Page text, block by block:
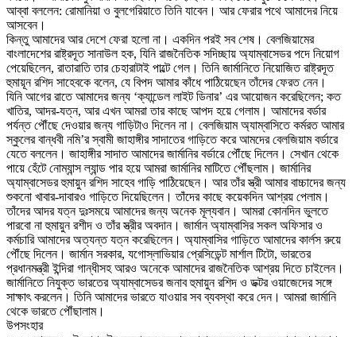
আব্বা বললেন: রোমানিয়া ও বুলগেরিয়াতে তিনি যাবেন। আর ফেরার পথে আমাদের নিয়ে
আসবেন।
কিন্তু আমাদের আর দেশে ফেরা হলো না। একদিন পরই সব শেষ। বেলজিয়ামের
বাংলাদেশের রাষ্ট্রদূত সানাউল হক, যিনি রাজনৈতিক সদিচ্ছায় অ্যাম্বাসেডর পদে নিয়োগ
পেয়েছিলেন, রাতারাতি তার চেহারাটাই পাল্টে গেল। তিনি জার্মানিতে নিয়োজিত রাষ্ট্রদূত
হুমায়ূন রশিদ সাহেবকে বলেন, যে বিপদ আমার কাঁধে পাঠিয়েছেন তাঁদের ফেরত নেন।
যিনি আগের রাতে আমাদের জন্য ‘ক্যান্ডেল লাইট ডিনার’ এর আয়োজন করেছিলেন; কত
খাতির, আদর-যত্ন, আর এখন আমরা তার কাছে আপদ হয়ে গেলাম। আমাদের বর্ডার
পর্যন্ত পৌঁছে দেওয়ার জন্য গাড়িটাও দিলেন না। বেলজিয়াম অ্যাম্বাসিতে কর্মরত আমার
স্কুলের বান্ধবী নমি’র স্বামী জাহাঙ্গীর সাদাতের গাড়িতে করে আমদের বেলজিয়াম বর্ডারে
যেতে বললেন। জাহাঙ্গীর সাদাত আমাদের জার্মানির বর্ডারে পৌঁছে দিলেন। সেখান থেকে
পায়ে হেঁটে নোম্যান্স ল্যান্ড পার হয়ে আমরা জার্মানির মাটিতে পৌঁছলাম। জার্মানির
অ্যাম্বাসেডর হুমায়ুন রশিদ সাহেব গাড়ি পাঠিয়েছেন। আর তাঁর স্ত্রী আমার বাচ্চাদের জন্য
শুকনো খাবার-দাবারও গাড়িতে দিয়েছিলেন। তাঁদের কাছে কয়েকদিন আশ্রয় পেলাম।
তাঁদের আদর যত্ন দুঃসময়ে আমাদের জন্য অনেক মূল্যবান। আমরা কোনদিন ভুলতে
পারবো না হুমায়ুন রশীদ ও তাঁর স্ত্রীর অবদান। জার্মান অ্যাম্বাসির সকল অফিসার ও
কর্মচারি আমাদের অত্যন্ত যত্ন করেছিলেন। অ্যাম্বাসির গাড়িতে আমাদের কার্লস রুয়ে
পৌঁছে দিলেন। জার্মান সরকার, যগোস্লাভিয়ার প্রেসিডেন্ট মার্শাল টিটো, ভারতের
প্রধানমন্ত্রী ইন্দিরা গান্ধীসহ আরও অনেকে আমাদের রাজনৈতিক আশ্রয় দিতে চাইলেন।
জার্মানিতে নিযুক্ত ভারতের অ্যাম্বাসেডর জনাব হুমায়ুন রশিদ ও ডক্টর ওয়াজেদের সঙ্গে
সাক্ষাৎ করলেন। তিনি আমাদের ভারতে যাওয়ার সব ব্যবস্থা করে দেন। আমরা জার্মানি
থেকে ভারতে পৌঁছালাম।
উপসংহার